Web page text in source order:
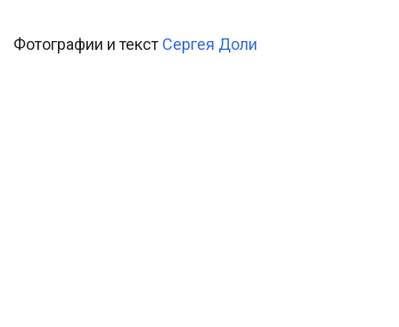
Фотографии и текст Сергея Доли